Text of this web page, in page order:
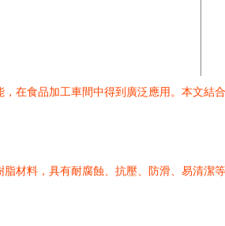
在食品加工車間中得到廣泛應用。本文結
材料，具有耐腐蝕、抗壓、防滑、易清潔